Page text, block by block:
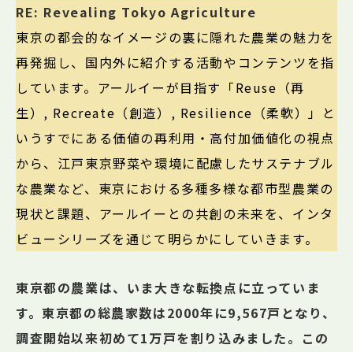
RE: Revealing Tokyo Agriculture
東京の都会的なイメージの裏に隠れた農業の魅力を
再発掘し、国内外に紹介する活動やコンテンツを指
しています。アールイーが目指す「Reuse（再
生）, Recreate（創造）, Resilience（柔軟）」と
いうすでにある価値の再利用・高付加価値化の視点
から、江戸東京野菜や環境に配慮したサステナブル
な農業など、東京における多種多様な都市型農業の
現状と課題、アールイーとの共創の未来を、インタ
ビューシリーズを通じて明らかにしていきます。
東京都の農業は、いま大きな転換点に立っていま
す。東京都の総農家数は2000年に9,567戸となり、
調査開始以来初めて1万戸を割り込みました。この